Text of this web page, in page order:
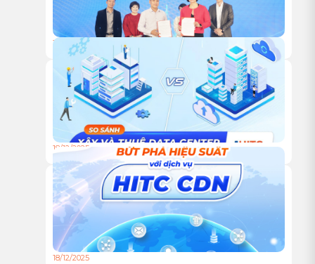
18/12/2025
HỘI NGHỊ KHÁCH HÀNG HITC 2025 – VỮNG BƯỚC ĐỒNG
HÀNH, VƯƠN XA CÙNG HẠ TẦNG XANH
18/12/2025
TỰ XÂY HAY THUÊ TRUNG TÂM DỮ LIỆU: ĐÂU LÀ LỰA
CHỌN TỐI ƯU CHO DOANH NGHIỆP?
18/12/2025